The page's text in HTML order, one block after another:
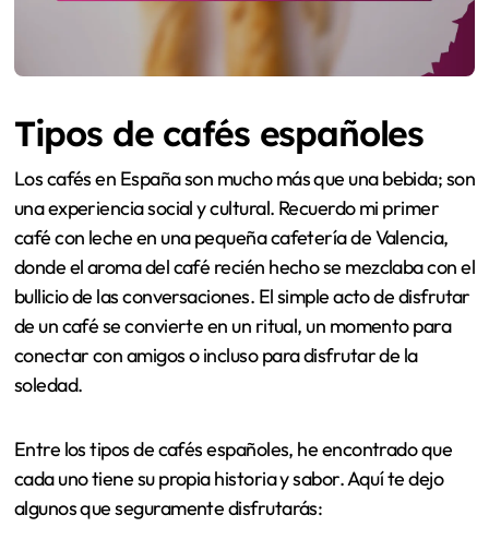
Tipos de cafés españoles
Los cafés en España son mucho más que una bebida; son
una experiencia social y cultural. Recuerdo mi primer
café con leche en una pequeña cafetería de Valencia,
donde el aroma del café recién hecho se mezclaba con el
bullicio de las conversaciones. El simple acto de disfrutar
de un café se convierte en un ritual, un momento para
conectar con amigos o incluso para disfrutar de la
soledad.
Entre los tipos de cafés españoles, he encontrado que
cada uno tiene su propia historia y sabor. Aquí te dejo
algunos que seguramente disfrutarás: